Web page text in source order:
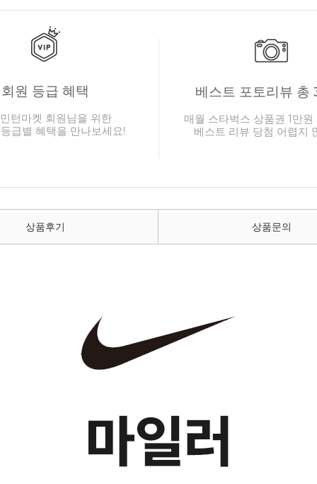
회원 등급 혜택
턴마켓 회원님을 위한
급별 혜택을 만나보세요!
베스트 포토리뷰 총
매월 스타벅스 상품권 1만원
베스트 리뷰 당첨 어렵지
상품후기 상품문의